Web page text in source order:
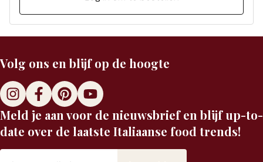
Volg ons en blijf op de hoogte
Meld je aan voor de nieuwsbrief en blijf up-to-
date over de laatste Italiaanse food trends!